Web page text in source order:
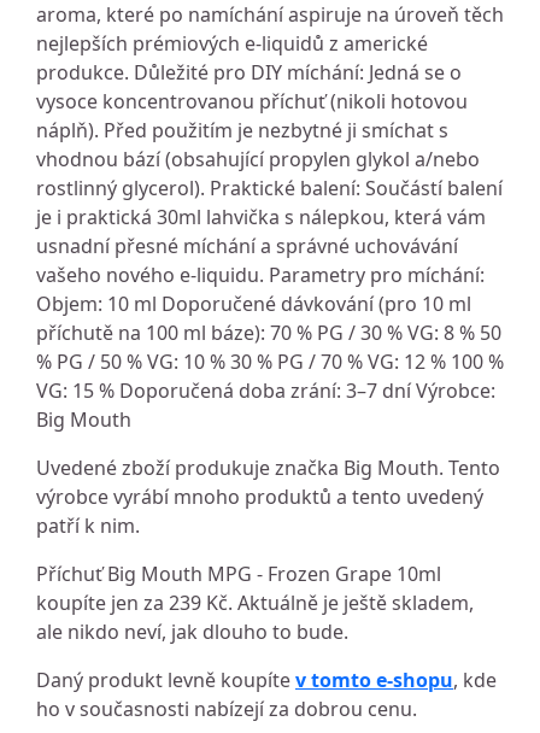
aroma, které po namíchání aspiruje na úroveň těch
nejlepších prémiových e-liquidů z americké
produkce. Důležité pro DIY míchání: Jedná se o
vysoce koncentrovanou příchuť (nikoli hotovou
náplň). Před použitím je nezbytné ji smíchat s
vhodnou bází (obsahující propylen glykol a/nebo
rostlinný glycerol). Praktické balení: Součástí balení
je i praktická 30ml lahvička s nálepkou, která vám
usnadní přesné míchání a správné uchovávání
vašeho nového e-liquidu. Parametry pro míchání:
Objem: 10 ml Doporučené dávkování (pro 10 ml
příchutě na 100 ml báze): 70 % PG / 30 % VG: 8 % 50
% PG / 50 % VG: 10 % 30 % PG / 70 % VG: 12 % 100 %
VG: 15 % Doporučená doba zrání: 3–7 dní Výrobce:
Big Mouth
Uvedené zboží produkuje značka Big Mouth. Tento
výrobce vyrábí mnoho produktů a tento uvedený
patří k nim.
Příchuť Big Mouth MPG - Frozen Grape 10ml
koupíte jen za 239 Kč. Aktuálně je ještě skladem,
ale nikdo neví, jak dlouho to bude.
Daný produkt levně koupítev tomto e-shopu, kde
ho v současnosti nabízejí za dobrou cenu.